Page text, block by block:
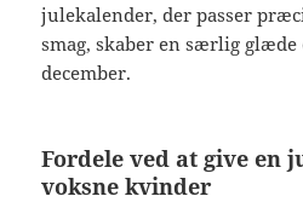
julekalender, der passer
smag, skaber en særlig
december.
Fordele ved at give en
voksne kvinder